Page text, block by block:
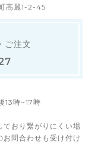
高麗1-2-45
ご注文
13時~17時
ており繋がりにくい場
問合わせも受け付け